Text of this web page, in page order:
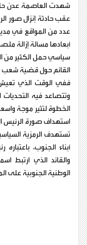
شهدت العاصمة عدن
عقب حادثة إنزال صور
عدد من المواقع في
أبعادها مسألة إزالة
سياسي حمل الكثير من
القائم حول قضية شعب
ففي الوقت الذي
وتتصاعد فيه التحديات
الخطوة لتثير موجة
استهداف صورة الرئيس
تستهدف الرمزية
أبناء الجنوب،
والقائد الذي ارتبط
الوطنية الجنوبية على